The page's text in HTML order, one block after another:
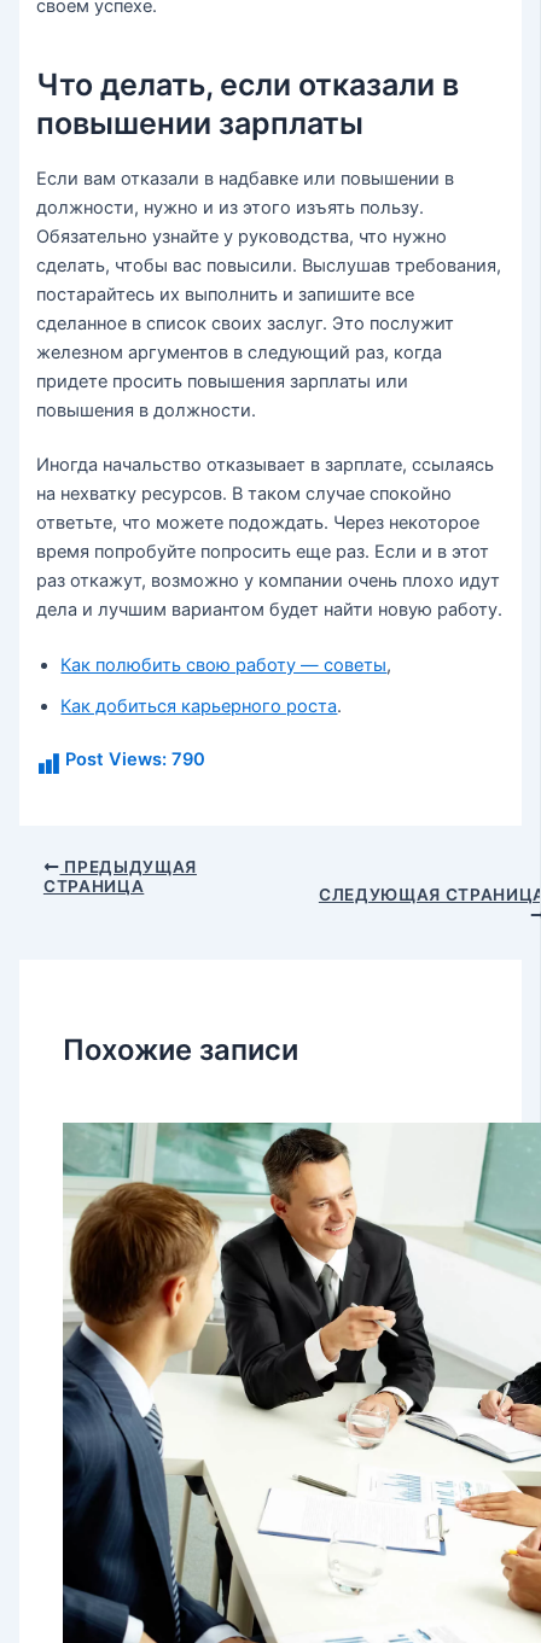
своем успехе.
Что делать, если отказали в
повышении зарплаты
Если вам отказали в надбавке или повышении в
должности, нужно и из этого изъять пользу.
Обязательно узнайте у руководства, что нужно
сделать, чтобы вас повысили. Выслушав требования,
постарайтесь их выполнить и запишите все
сделанное в список своих заслуг. Это послужит
железном аргументов в следующий раз, когда
придете просить повышения зарплаты или
повышения в должности.
Иногда начальство отказывает в зарплате, ссылаясь
на нехватку ресурсов. В таком случае спокойно
ответьте, что можете подождать. Через некоторое
время попробуйте попросить еще раз. Если и в этот
раз откажут, возможно у компании очень плохо идут
дела и лучшим вариантом будет найти новую работу.
Как полюбить свою работу — советы,
Как добиться карьерного роста.
Post Views: 790
Навигация
ПРЕДЫДУЩАЯ
СТРАНИЦА
СЛЕДУЮЩАЯ
Похожие записи